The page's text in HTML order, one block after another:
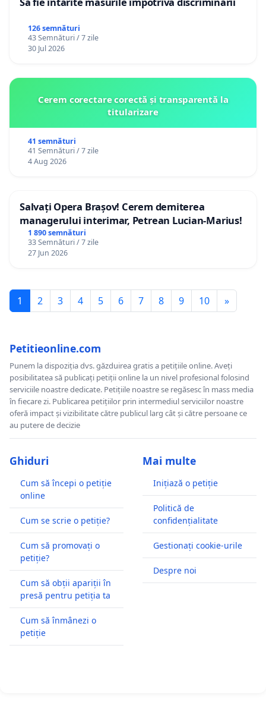
126 semnături
43 Semnături / 7 zile
30 Jul 2026
Cerem corectare corectă și transparentă la
titularizare
41 semnături
41 Semnături / 7 zile
4 Aug 2026
Salvați Opera Brașov! Cerem demiterea
managerului interimar, Petrean Lucian-Marius!
1 890 semnături
33 Semnături / 7 zile
27 Jun 2026
1 2 3 4 5 6 7 8 9 10 »
Petitieonline.com
Punem la dispoziția dvs. găzduirea gratis a petițiile online. Aveți
posibilitatea să publicați petiții online la un nivel profesional folosind
serviciile noastre dedicate. Petițiile noastre se regăsesc în mass media
în fiecare zi. Publicarea petițiilor prin intermediul serviciilor noastre
oferă impact și vizibilitate către publicul larg cât și către persoane ce
au putere de decizie
Ghiduri
Cum să începi o petiție
online
Cum se scrie o petiție?
Cum să promovați o
petiție?
Cum să obții apariții în
presă pentru petiția ta
Cum să înmânezi o
petiție
Mai multe
Inițiază o petiție
Politică de
confidențialitate
Gestionați cookie-urile
Despre noi